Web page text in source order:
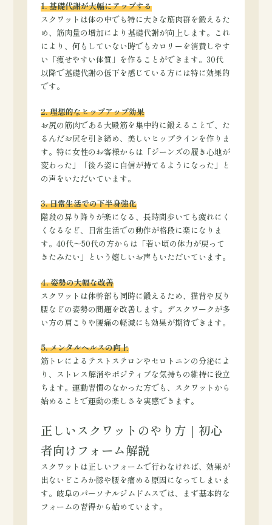
1. 基礎代謝が大幅にアップする
スクワットは体の中でも特に大きな筋肉群を鍛えるた
め、筋肉量の増加により基礎代謝が向上します。これ
により、何もしていない時でもカロリーを消費しやす
い「痩せやすい体質」を作ることができます。30代
以降で基礎代謝の低下を感じている方には特に効果的
です。
2. 理想的なヒップアップ効果
お尻の筋肉である大殿筋を集中的に鍛えることで、た
るんだお尻を引き締め、美しいヒップラインを作りま
す。特に女性のお客様からは「ジーンズの履き心地が
変わった」「後ろ姿に自信が持てるようになった」と
の声をいただいています。
3. 日常生活での下半身強化
階段の昇り降りが楽になる、長時間歩いても疲れにく
くなるなど、日常生活での動作が格段に楽になりま
す。40代〜50代の方からは「若い頃の体力が戻って
きたみたい」という嬉しいお声もいただいています。
4. 姿勢の大幅な改善
スクワットは体幹部も同時に鍛えるため、猫背や反り
腰などの姿勢の問題を改善します。デスクワークが多
い方の肩こりや腰痛の軽減にも効果が期待できます。
5. メンタルヘルスの向上
筋トレによるテストステロンやセロトニンの分泌によ
り、ストレス解消やポジティブな気持ちの維持に役立
ちます。運動習慣のなかった方でも、スクワットから
始めることで運動の楽しさを実感できます。
正しいスクワットのやり方｜初心
者向けフォーム解説
スクワットは正しいフォームで行わなければ、効果が
出ないどころか膝や腰を痛める原因になってしまいま
す。岐阜のパーソナルジムドムスでは、まず基本的な
フォームの習得から始めています。